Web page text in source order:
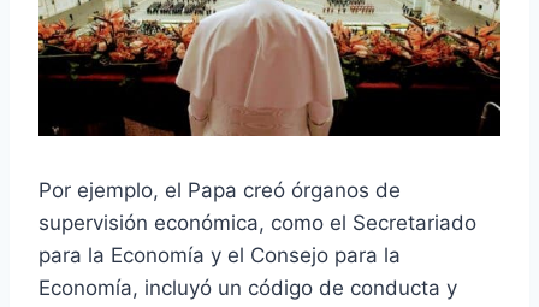
Por ejemplo, el Papa creó órganos de
supervisión económica, como el Secretariado
para la Economía y el Consejo para la
Economía, incluyó un código de conducta y